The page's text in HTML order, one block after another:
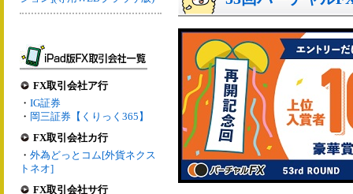
FX取引会社ア行
・ IG証券
・ 岡三証券【くりっく365】
FX取引会社カ行
・ 外為どっとコム[外貨ネクス
トネオ]
FX取引会社サ行